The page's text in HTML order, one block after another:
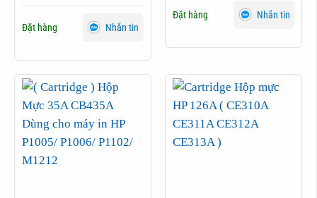
Đặt hàng Nhắn tin
Đặt hàng Nhắn tin